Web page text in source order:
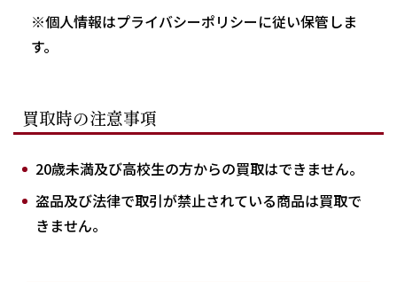
※個人情報はプライバシーポリシーに従い保管しま
す。
買取時の注意事項
20歳未満及び高校生の方からの買取はできません。
盗品及び法律で取引が禁止されている商品は買取で
きません。